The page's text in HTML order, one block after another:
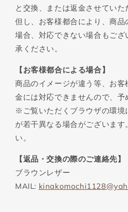
と交換、または返金させていた
但し、お客様都合により、商品
場合、対応できない場合もござ
承ください。
【お客様都合による場合】
商品のイメージが違う等、お客
金には対応できませんので、予
※ご覧いただくブラウザの環境
が若干異なる場合がございます
い。
【返品・交換の際のご連絡先】
ブラウンレザー
MAIL: